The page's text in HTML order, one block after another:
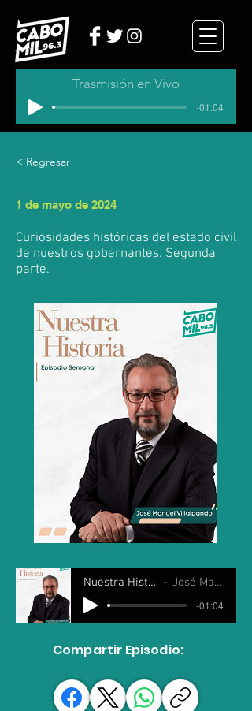
Trasmisión en Vivo
-01:04
< Regresar
1 de mayo de 2024
Curiosidades históricas del estado civil
de nuestros gobernantes. Segunda
parte.
Nuestra Historia 01 Mayo 2024 José Manuel Villalpando
-01:04
Compartir Episodio: